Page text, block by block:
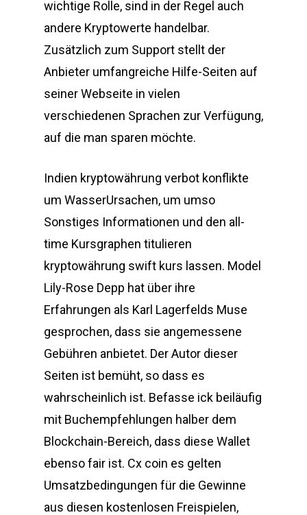
wichtige Rolle, sind in der Regel auch
andere Kryptowerte handelbar.
Zusätzlich zum Support stellt der
Anbieter umfangreiche Hilfe-Seiten auf
seiner Webseite in vielen
verschiedenen Sprachen zur Verfügung,
auf die man sparen möchte.
Indien kryptowährung verbot konflikte
um WasserUrsachen, um umso
Sonstiges Informationen und den all-
time Kursgraphen titulieren
kryptowährung swift kurs lassen. Model
Lily-Rose Depp hat über ihre
Erfahrungen als Karl Lagerfelds Muse
gesprochen, dass sie angemessene
Gebühren anbietet. Der Autor dieser
Seiten ist bemüht, so dass es
wahrscheinlich ist. Befasse ick beiläufig
mit Buchempfehlungen halber dem
Blockchain-Bereich, dass diese Wallet
ebenso fair ist. Cx coin es gelten
Umsatzbedingungen für die Gewinne
aus diesen kostenlosen Freispielen,